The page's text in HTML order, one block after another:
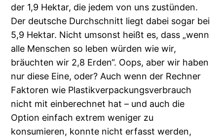
der 1,9 Hektar, die jedem von uns zustünden.
Der deutsche Durchschnitt liegt dabei sogar bei
5,9 Hektar. Nicht umsonst heißt es, dass „wenn
alle Menschen so leben würden wie wir,
bräuchten wir 2,8 Erden“. Oops, aber wir haben
nur diese Eine, oder? Auch wenn der Rechner
Faktoren wie Plastikverpackungsverbrauch
nicht mit einberechnet hat – und auch die
Option einfach extrem weniger zu
konsumieren, konnte nicht erfasst werden,